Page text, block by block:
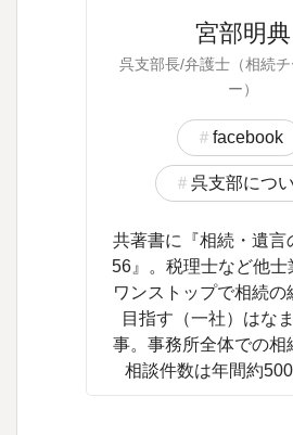
宮部明典
呉支部長/弁護士（相続
ー）
facebook
呉支部につ
共著書に『相続・遺言
56』。税理士など他士
ワンストップで相続の
目指す（一社）はな
事。事務所全体での相
相談件数は年間約